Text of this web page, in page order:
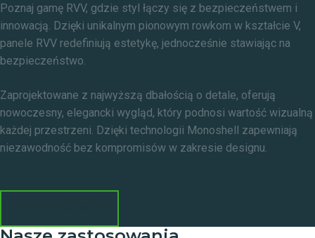
Poznaj gamę RVV, gdzie styl łączy się z bezpieczeństwem i
innowacją. Dzięki unikalnym pionowym rowkom w kształcie V,
panele RVV redefiniują estetykę, jednocześnie stawiając na
bezpieczeństwo.
Zaprojektowane z najwyższą dbałością o detale, oferują
nowoczesny, elegancki wygląd, który podnosi wartość wizualną
każdej przestrzeni. Dzięki technologii Monoshell zapewniają
niezawodność bez kompromisów w zakresie designu.